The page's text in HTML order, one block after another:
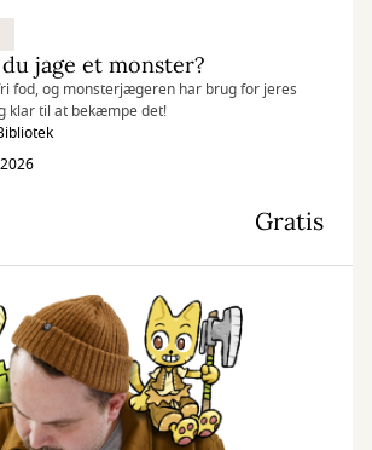
jage et monster?
fod, og monsterjægeren har brug for jeres
klar til at bekæmpe det!
Gratis